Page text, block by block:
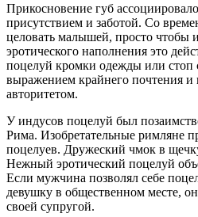
Прикосновение губ
присутствием и заботой. Со
целовать малышей, просто чтобы
эротического наполнения это
поцелуй кромки одежды или стоп
выражением крайнего почтения и
авторитетом.
У индусов поцелуй был
Рима. Изобретательные римляне
поцелуев. Дружеский чмок в
Нежный эротический поцелуй
Если мужчина позволял себе
девушку в общественном месте,
своей супругой.